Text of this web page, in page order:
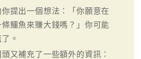
提出一個想法：「你願意在
鱷魚來賺大錢嗎？」你可能
。
又補充了一些額外的資訊：